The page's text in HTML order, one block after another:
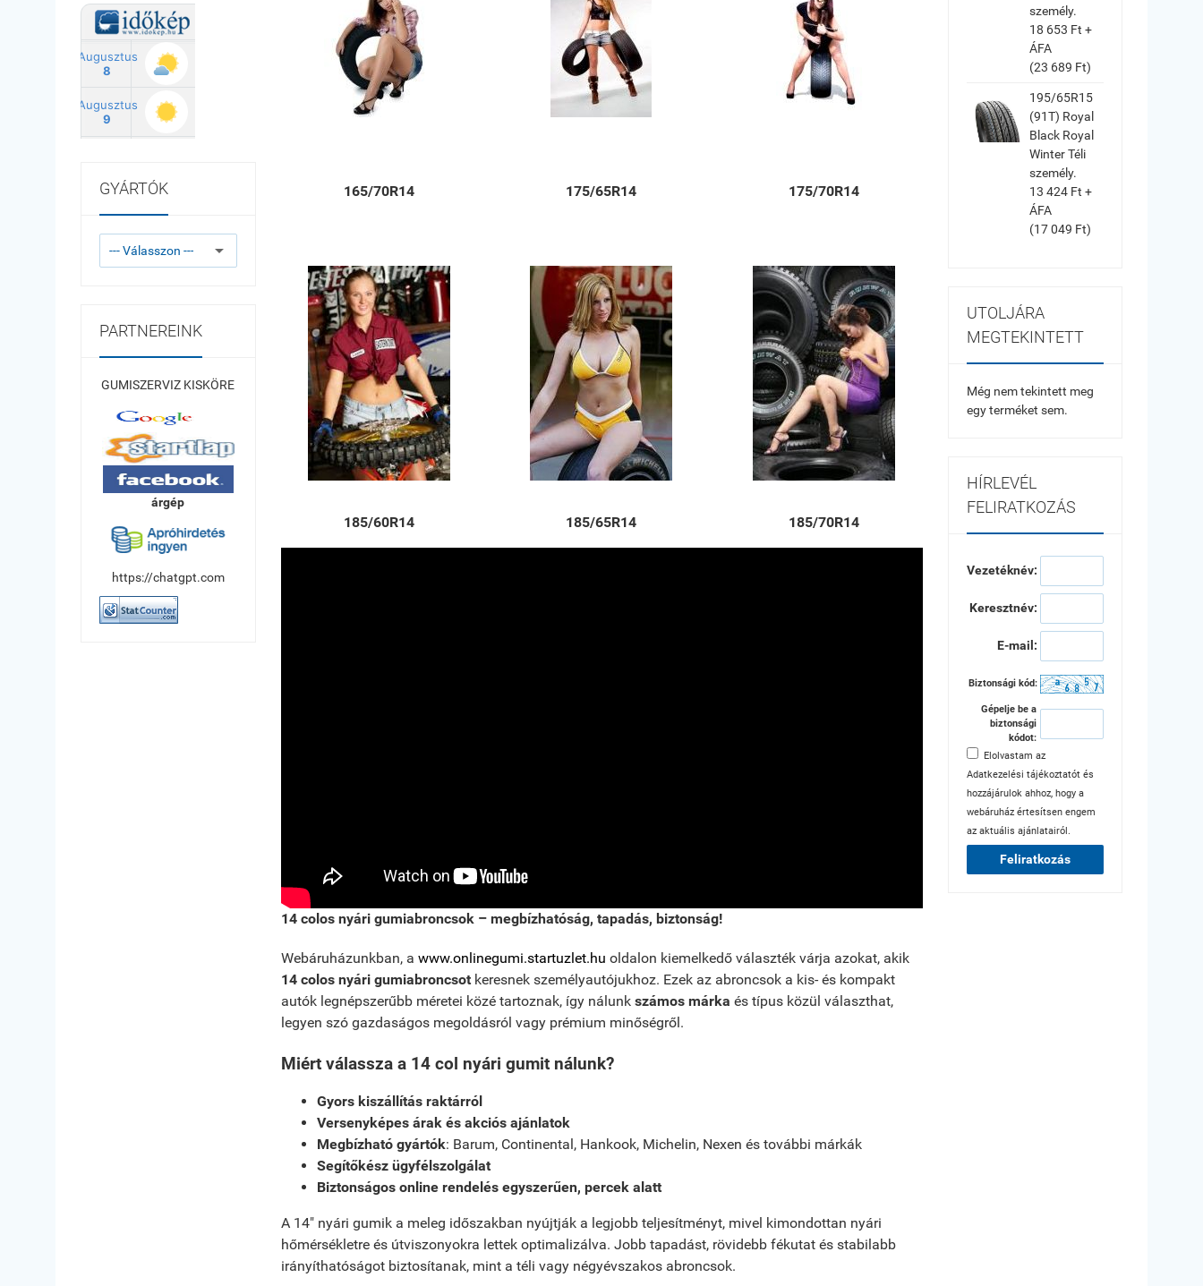
GYÁRTÓK
PARTNEREINK
GUMISZERVIZ KISKÖRE
árgép
https://chatgpt.com
165/70R14 175/65R14 175/70R14
185/60R14 185/65R14 185/70R14
14 colos nyári gumiabroncsok – megbízhatóság, tapadás, biztonság!
Webáruházunkban, a www.onlinegumi.startuzlet.hu oldalon kiemelkedő választék várja azokat, akik
14 colos nyári gumiabroncsotkeresnek személyautójukhoz. Ezek az abroncsok a kis- és kompakt
autók legnépszerűbb méretei közé tartoznak, így nálunk számos márka és típus közül választhat,
legyen szó gazdaságos megoldásról vagy prémium minőségről.
Miért válassza a 14 col nyári gumit nálunk?
Gyors kiszállítás raktárról
Versenyképes árak és akciós ajánlatok
Megbízható gyártók: Barum, Continental, Hankook, Michelin, Nexen és további márkák
Segítőkész ügyfélszolgálat
Biztonságos online rendelés egyszerűen, percek alatt
A 14" nyári gumik a meleg időszakban nyújtják a legjobb teljesítményt, mivel kimondottan nyári
hőmérsékletre és útviszonyokra lettek optimalizálva. Jobb tapadást, rövidebb fékutat és stabilabb
irányíthatóságot biztosítanak, mint a téli vagy négyévszakos abroncsok.
személy.
18 653 Ft +
ÁFA
(23 689 Ft)
195/65R15
(91T) Royal
Black Royal
Winter Téli
személy.
13 424 Ft +
ÁFA
(17 049 Ft)
UTOLJÁRA
MEGTEKINTETT
Még nem tekintett meg
egy terméket sem.
HÍRLEVÉL
FELIRATKOZÁS
Vezetéknév:
Keresztnév:
E-mail:
Biztonsági kód:
Gépelje be a
biztonsági
kódot:
Elolvastam az
Adatkezelési tájékoztatótés
hozzájárulok ahhoz, hogy a
webáruház értesítsen engem
az aktuális ajánlatairól.
Feliratkozás